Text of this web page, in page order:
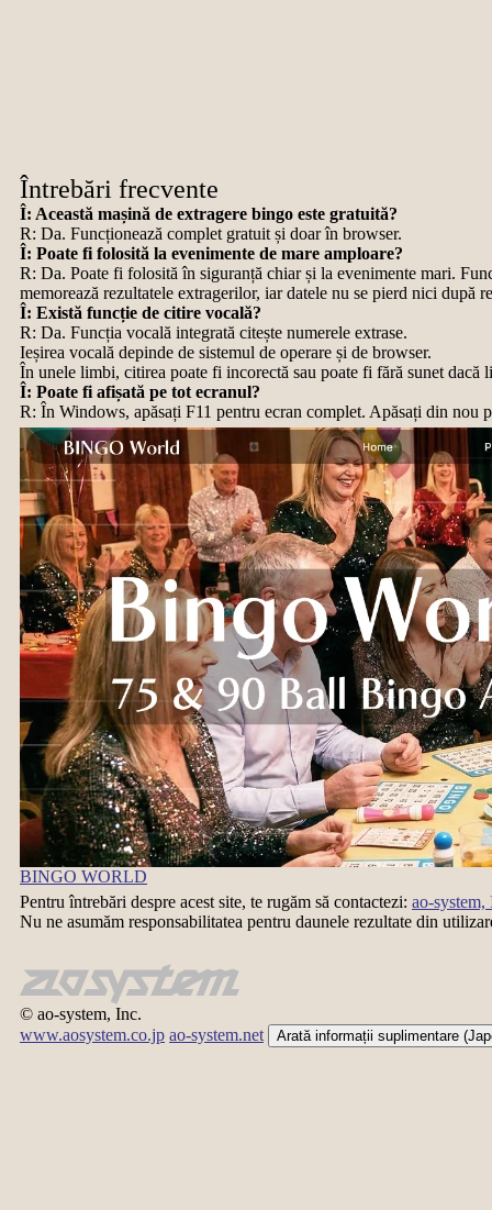
Întrebări frecvente
Î: Această mașină de extragere bingo este gratuită?
R: Da. Funcționează complet gratuit și doar în browser.
Î: Poate fi folosită la evenimente de mare amploare?
R: Da. Poate fi folosită în siguranță chiar și la evenimente mari.
memorează rezultatele extragerilor, iar datele nu se pierd nici după
Î: Există funcție de citire vocală?
R: Da. Funcția vocală integrată citește numerele extrase.
Ieșirea vocală depinde de sistemul de operare și de browser.
În unele limbi, citirea poate fi incorectă sau poate fi fără sunet dacă
Î: Poate fi afișată pe tot ecranul?
R: În Windows, apăsați F11 pentru ecran complet. Apăsați din nou
BINGO WORLD
Pentru întrebări despre acest site, te rugăm să contactezi: ao-system,
Nu ne asumăm responsabilitatea pentru daunele rezultate din
© ao-system, Inc.
www.aosystem.co.jp ao-system.net Arată informații suplimentare